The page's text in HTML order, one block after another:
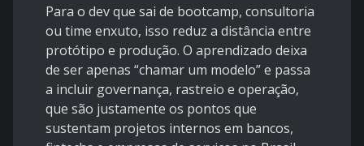
Para o dev que sai de bootcamp, consultoria
ou time enxuto, isso reduz a distância entre
protótipo e produção. O aprendizado deixa
de ser apenas “chamar um modelo” e passa
a incluir governança, rastreio e operação,
que são justamente os pontos que
sustentam projetos internos em bancos,